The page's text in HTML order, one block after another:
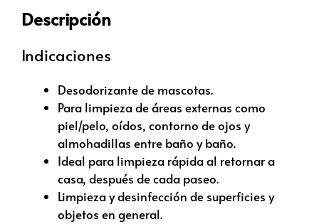
Descripción
Indicaciones
Desodorizante de mascotas.
Para limpieza de áreas externas como
piel/pelo, oídos, contorno de ojos y
almohadillas entre baño y baño.
Ideal para limpieza rápida al retornar a
casa, después de cada paseo.
Limpieza y desinfección de superficies y
objetos en general.